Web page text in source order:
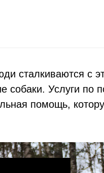
сталкиваются с
собаки. Услуги по
помощь,